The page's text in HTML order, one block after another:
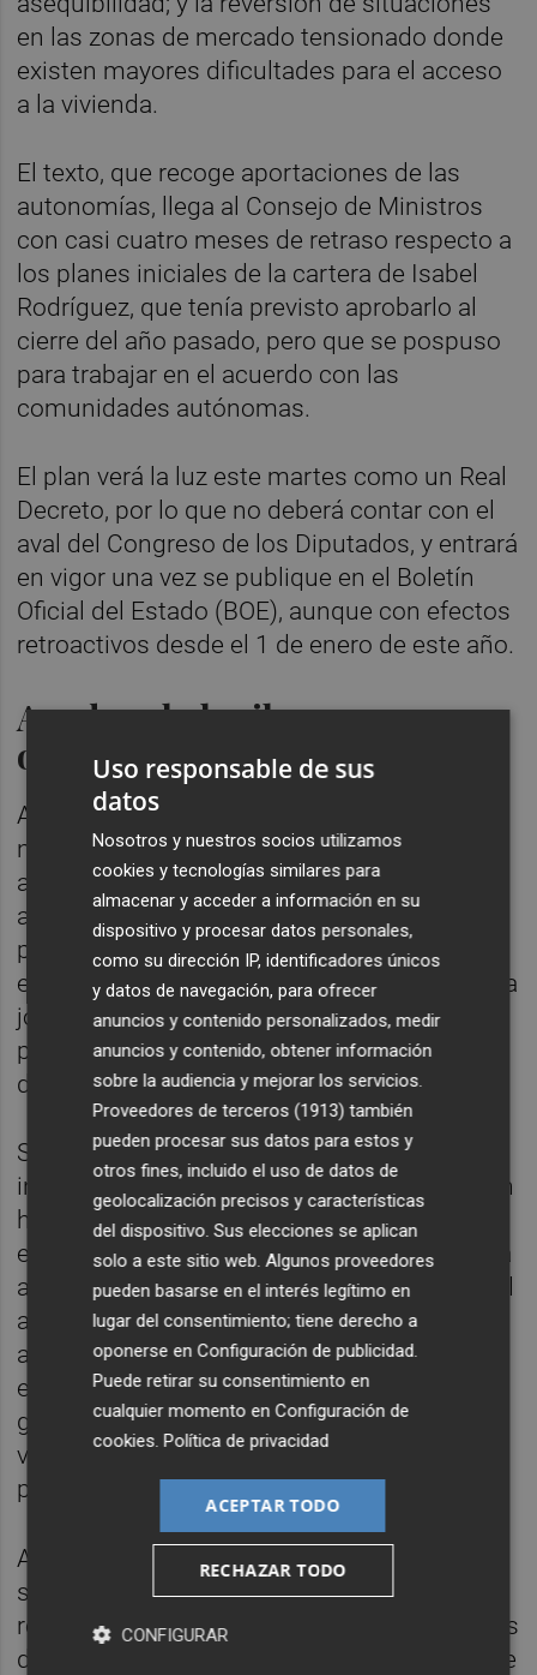
en las zonas de mercado tensionado donde
existen mayores dificultades para el acceso
a la vivienda.
El texto, que recoge aportaciones de las
autonomías, llega al Consejo de Ministros
con casi cuatro meses de retraso respecto a
los planes iniciales de la cartera de Isabel
Rodríguez, que tenía previsto aprobarlo al
cierre del año pasado, pero que se pospuso
para trabajar en el acuerdo con las
comunidades autónomas.
El plan verá la luz este martes como un Real
Decreto, por lo que no deberá contar con el
aval del Congreso de los Diputados, y entrará
en vigor una vez se publique en el Boletín
Oficial del Estado (BOE), aunque con efectos
retroactivos desde el 1 de enero de este año.
Ayudas al alquiler con
opción a compra
Algunas de las novedades que recoge el
nuevo Plan Estatal de Vivienda son las
ayudas a jóvenes para el alquiler con opción
a compra de viviendas protegidas con
protección permanente de hasta 300.000
euros o ayudas de más de 10.800 euros para
jóvenes que compren o construyan su
primera vivienda en municipios con riesgo
demográfico.
Según se recoge en el borrador, se
incrementa la cuantía del bono alquiler joven
hasta 300 euros al mes, respecto a los 250
euros mensuales actuales; se conceden una
ayuda de hasta 250 euros mensuales para el
alquiler de vivienda habitual, así como
ayudas para el alquiler a colectivos
especiales, como víctimas de violencia de
género, personas objeto de desahucio de su
vivienda habitual, personas sin hogar y otras
personas especialmente vulnerables.
Además, según desgranó la ministra esta
semana, el plan recoge ayudas a la
rehabilitación para actuaciones estructurales
de hasta 8.000 euros por vivienda, ayudas de
Uso responsable de sus
datos
Nosotros y nuestros socios utilizamos
cookies y tecnologías similares para
almacenar y acceder a información en su
dispositivo y procesar datos personales,
como su dirección IP, identificadores únicos
y datos de navegación, para ofrecer
anuncios y contenido personalizados, medir
anuncios y contenido, obtener información
sobre la audiencia y mejorar los servicios.
Proveedores de terceros (1913) también
pueden procesar sus datos para estos y
otros fines, incluido el uso de datos de
geolocalización precisos y características
del dispositivo. Sus elecciones se aplican
solo a este sitio web. Algunos proveedores
pueden basarse en el interés legítimo en
lugar del consentimiento; tiene derecho a
oponerse enConfiguración de publicidad
Puede retirar su consentimiento en
cualquier momento enConfiguración de
cookies .Política de privacidad
ACEPTAR TODO
RECHAZAR TODO
CONFIGURAR